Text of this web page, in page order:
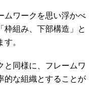
ワークを思い浮かべ
枠組み、下部構造」と
。
同様に、フレームワ
的な組織とすることが